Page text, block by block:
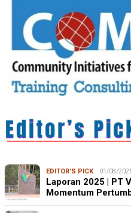
EDITOR'S PICK 01/08/
Laporan 2025 | PT
Momentum